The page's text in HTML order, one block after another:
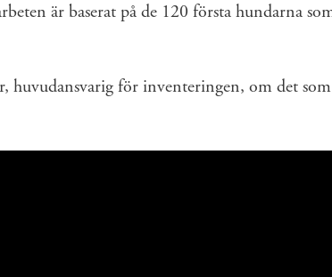
är baserat på de 120 första hundarna
huvudansvarig för inventeringen, om det